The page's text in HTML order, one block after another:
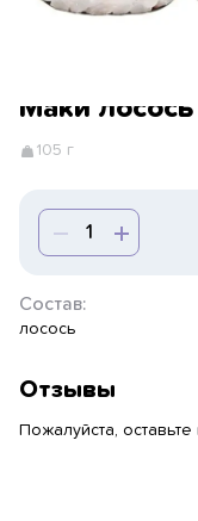
Маки лосось
105 г
Состав:
лосось
Отзывы
Пожалуйста,